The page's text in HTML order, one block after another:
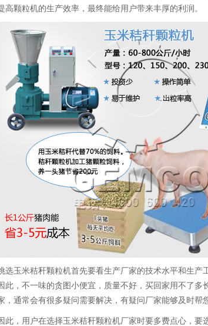
高颗粒机的生产效率，最终能给用户带来丰厚的利润。
选玉米秸秆颗粒机首先要看生产厂家的技术水平和生
此，不一味的贪图小便宜，质量不好，买回家用不了
，通常会有很多疑问需要解决，有疑问厂家能够及时帮
此，用户在选择玉米秸秆颗粒机厂家时要多费点心，